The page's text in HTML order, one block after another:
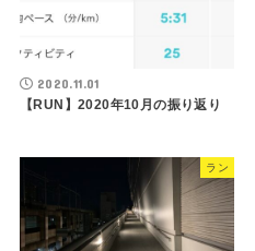
2020.11.01
【RUN】2020年10月の振り返り
ラン